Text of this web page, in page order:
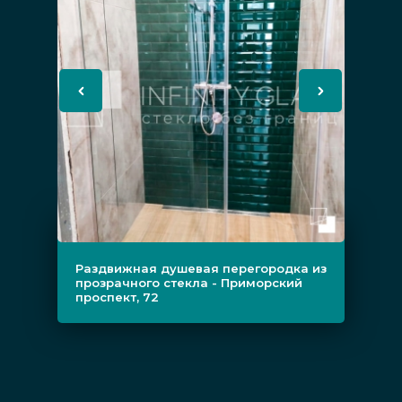
Есть несколько вариаций перегородок,
выполненных из стеклянного полотна,
которые монтируются в нишу ванной,
душевой. Они могут выпускаться
стационарными или включать раздвижные,
распашные элементы, иметь металлический
профиль, в котором фиксируются стеклянные
листы, альтернативно — быть
цельностеклянными, когда между
прозрачными элементами имеются лишь
минимальные крепления, не бросающиеся в
глаза. Также перегородка может являться
Раздвижная душевая перегородка из
прозрачного стекла - Приморский
проспект, 72